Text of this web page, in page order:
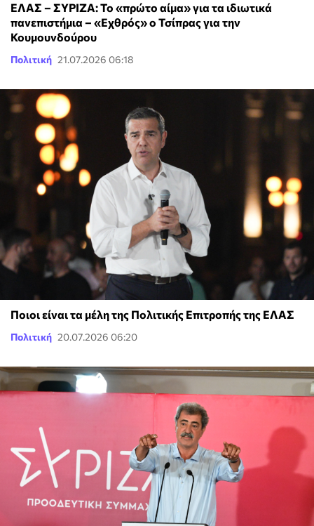
ΕΛΑΣ – ΣΥΡΙΖΑ: Το «πρώτο αίμα» για τα ιδιωτικά
πανεπιστήμια – «Εχθρός» ο Τσίπρας για την
Κουμουνδούρου
Πολιτική 21.07.2026 06:18
Ποιοι είναι τα μέλη της Πολιτικής Επιτροπής της ΕΛΑΣ
Πολιτική 20.07.2026 06:20